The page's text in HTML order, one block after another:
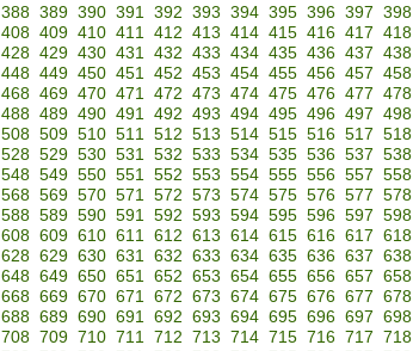
388 389 390 391 392 393 394 395 396 397 398
408 409 410 411 412 413 414 415 416 417 418
428 429 430 431 432 433 434 435 436 437 438
448 449 450 451 452 453 454 455 456 457 458
468 469 470 471 472 473 474 475 476 477 478
488 489 490 491 492 493 494 495 496 497 498
508 509 510 511 512 513 514 515 516 517 518
528 529 530 531 532 533 534 535 536 537 538
548 549 550 551 552 553 554 555 556 557 558
568 569 570 571 572 573 574 575 576 577 578
588 589 590 591 592 593 594 595 596 597 598
608 609 610 611 612 613 614 615 616 617 618
628 629 630 631 632 633 634 635 636 637 638
648 649 650 651 652 653 654 655 656 657 658
668 669 670 671 672 673 674 675 676 677 678
688 689 690 691 692 693 694 695 696 697 698
708 709 710 711 712 713 714 715 716 717 718